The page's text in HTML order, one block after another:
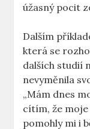
úžasný pocit
Dalším
která se
dalších studií
nevyměnila
„Mám dnes
cítím, že moje
pomohly mi i